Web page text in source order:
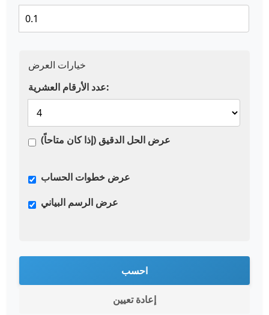
خيارات العرض
عدد الأرقام العشرية:
عرض الحل الدقيق (إذا كان متاحاً)
عرض خطوات الحساب
عرض الرسم البياني
احسب
إعادة تعيين